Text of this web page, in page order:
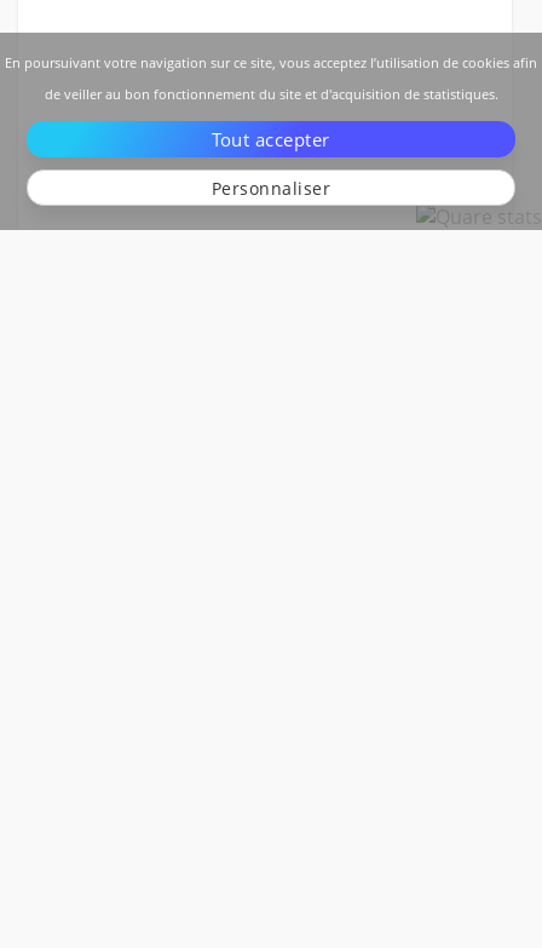
En poursuivant votre navigation sur ce site, vous acceptez l’utilisation de cookies afin
de veiller au bon fonctionnement du site et d'acquisition de statistiques.
Tout accepter
Personnaliser